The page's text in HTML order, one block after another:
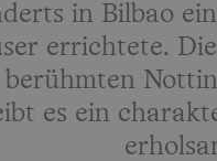
in Bilbao
errichtete.
berühmten
es ein